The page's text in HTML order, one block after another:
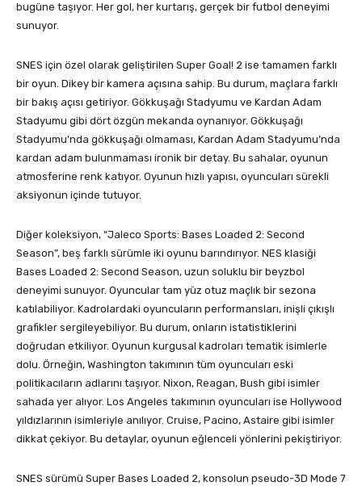
bugüne taşıyor. Her gol, her kurtarış, gerçek bir futbol deneyimi
sunuyor.
SNES için özel olarak geliştirilen Super Goal! 2 ise tamamen farklı
bir oyun. Dikey bir kamera açısına sahip. Bu durum, maçlara farklı
bir bakış açısı getiriyor. Gökkuşağı Stadyumu ve Kardan Adam
Stadyumu gibi dört özgün mekanda oynanıyor. Gökkuşağı
Stadyumu’nda gökkuşağı olmaması, Kardan Adam Stadyumu’nda
kardan adam bulunmaması ironik bir detay. Bu sahalar, oyunun
atmosferine renk katıyor. Oyunun hızlı yapısı, oyuncuları sürekli
aksiyonun içinde tutuyor.
Diğer koleksiyon, “Jaleco Sports: Bases Loaded 2: Second
Season”, beş farklı sürümle iki oyunu barındırıyor. NES klasiği
Bases Loaded 2: Second Season, uzun soluklu bir beyzbol
deneyimi sunuyor. Oyuncular tam yüz otuz maçlık bir sezona
katılabiliyor. Kadrolardaki oyuncuların performansları, inişli çıkışlı
grafikler sergileyebiliyor. Bu durum, onların istatistiklerini
doğrudan etkiliyor. Oyunun kurgusal kadroları tematik isimlerle
dolu. Örneğin, Washington takımının tüm oyuncuları eski
politikacıların adlarını taşıyor. Nixon, Reagan, Bush gibi isimler
sahada yer alıyor. Los Angeles takımının oyuncuları ise Hollywood
yıldızlarının isimleriyle anılıyor. Cruise, Pacino, Astaire gibi isimler
dikkat çekiyor. Bu detaylar, oyunun eğlenceli yönlerini pekiştiriyor.
SNES sürümü Super Bases Loaded 2, konsolun pseudo-3D Mode 7